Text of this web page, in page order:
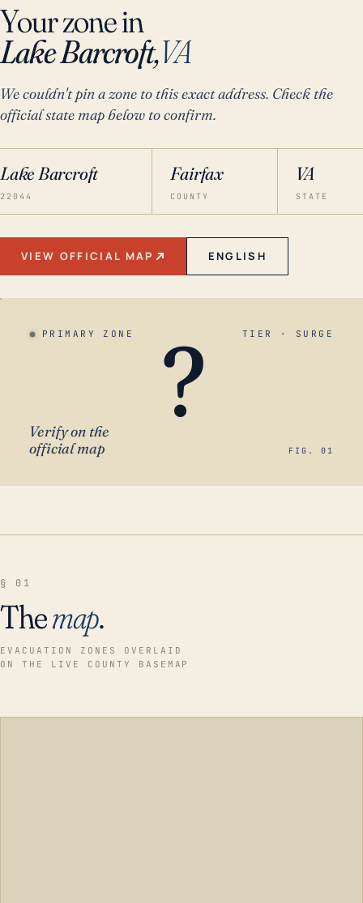
Your zone in
Lake Barcroft,VA
We couldn't pin a zone to this exact address. Check the
official state map below to confirm.
Lake Barcroft
22044
Fairfax
COUNTY
VA
STATE
VIEW OFFICIAL MAP ENGLISH
PRIMARY ZONE TIER · SURGE
?
Verify on the
official map
FIG. 01
§ 01
Themap.
EVACUATION ZONES OVERLAID
ON THE LIVE COUNTY BASEMAP